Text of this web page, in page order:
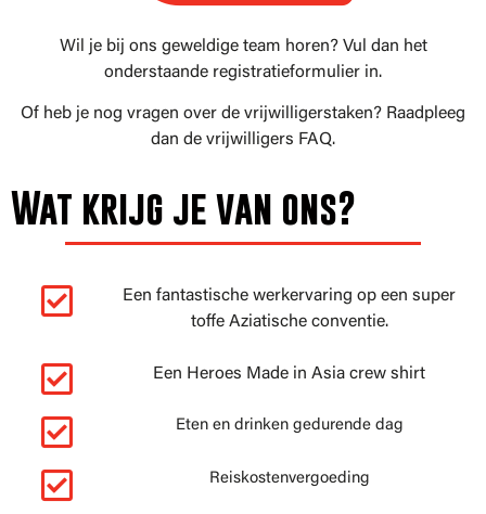
Wil je bij ons geweldige team horen? Vul dan het
onderstaande registratieformulier in.
Of heb je nog vragen over de vrijwilligerstaken? Raadpleeg
dan de vrijwilligers FAQ.
Wat krijg je van ons?
Een fantastische werkervaring op een super
toffe Aziatische conventie.
Een Heroes Made in Asia crew shirt
Eten en drinken gedurende dag
Reiskostenvergoeding